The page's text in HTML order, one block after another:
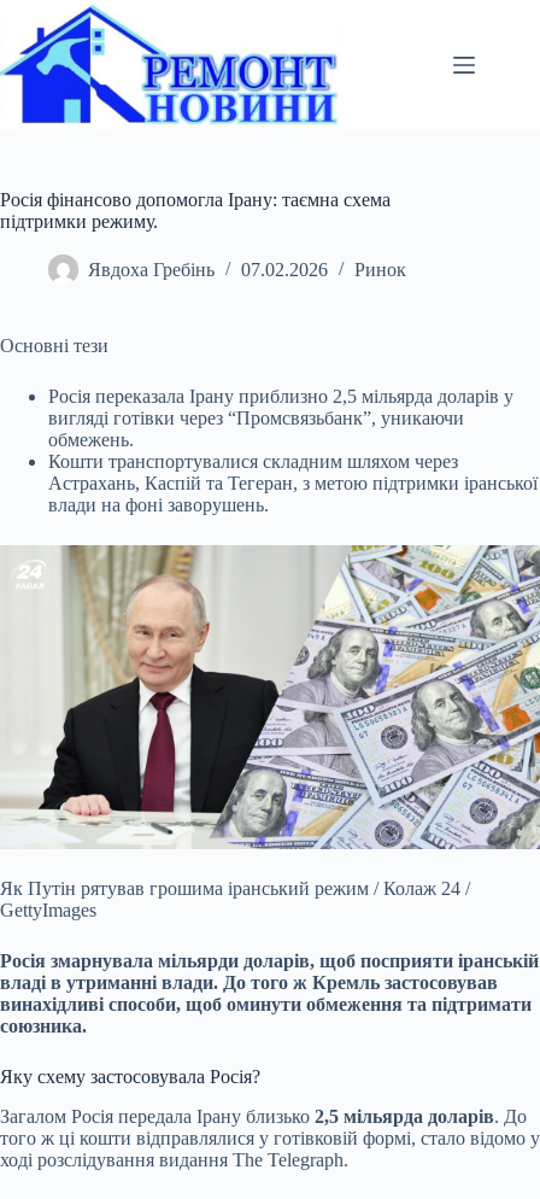
вмісту
Росія фінансово допомогла Ірану: таємна схема
підтримки режиму.
Явдоха Гребінь 07.02.2026 Ринок
Основні тези
Росія переказала Ірану приблизно 2,5 мільярда доларів у
вигляді готівки через “Промсвязьбанк”, уникаючи
обмежень.
Кошти транспортувалися складним шляхом через
Астрахань, Каспій та Тегеран, з метою підтримки іранської
влади на фоні заворушень.
Як Путін рятував грошима іранський режим / Колаж 24 /
GettyImages
Росія змарнувала мільярди доларів, щоб посприяти іранській
владі в утриманні влади. До того ж Кремль застосовував
винахідливі способи, щоб оминути обмеження та підтримати
союзника.
Яку схему застосовувала Росія?
Загалом Росія передала Ірану близько 2,5 мільярда доларів. До
того ж ці кошти відправлялися у готівковій формі, стало відомо у
ході розслідування видання The Telegraph.